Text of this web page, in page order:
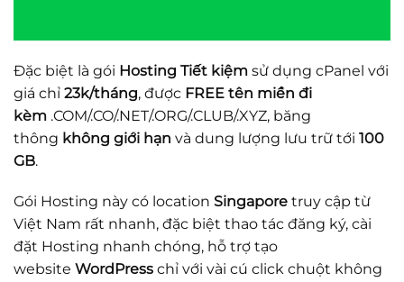
Đặc biệt là gói Hosting Tiết kiệm sử dụng cPanel với
giá chỉ 23k/tháng, được FREE tên miền đi
kèm .COM/.CO/.NET/.ORG/.CLUB/.XYZ, băng
thông không giới hạn và dung lượng lưu trữ tới 100
GB.
Gói Hosting này có location Singapore truy cập từ
Việt Nam rất nhanh, đặc biệt thao tác đăng ký, cài
đặt Hosting nhanh chóng, hỗ trợ tạo
website WordPress chỉ với vài cú click chuột không